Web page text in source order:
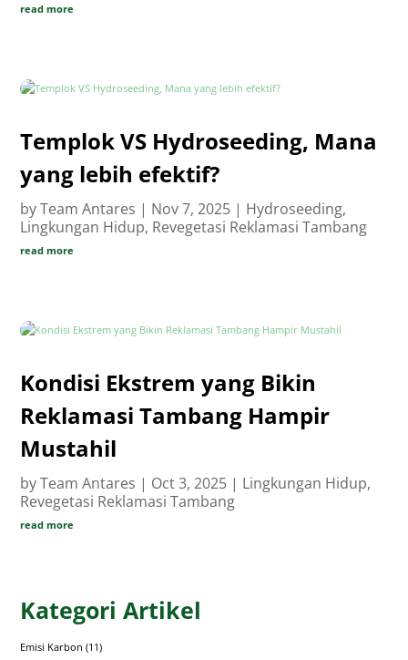
read more
Templok VS Hydroseeding, Mana
yang lebih efektif?
byTeam Antares | Nov 7, 2025 | Hydroseeding,
Lingkungan Hidup, Revegetasi Reklamasi Tambang
read more
Kondisi Ekstrem yang Bikin
Reklamasi Tambang Hampir
Mustahil
byTeam Antares | Oct 3, 2025 | Lingkungan Hidup,
Revegetasi Reklamasi Tambang
read more
Kategori Artikel
Emisi Karbon (11)